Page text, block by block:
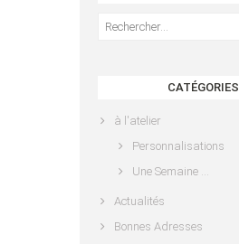
Rechercher :
CATÉGORIES
à l'atelier
Personnalisations
Une Semaine …
Actualités
Bonnes Adresses